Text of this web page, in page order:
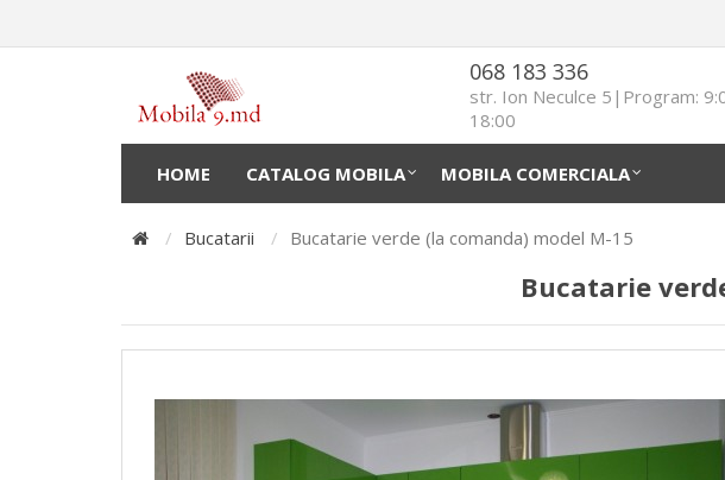
068 183 336
str. Ion Neculce 5|Program:
18:00
HOME CATALOG MOBILA MOBILA COMERCIALA
Bucatarii Bucatarie verde (la comanda) model М-15
Bucatarie